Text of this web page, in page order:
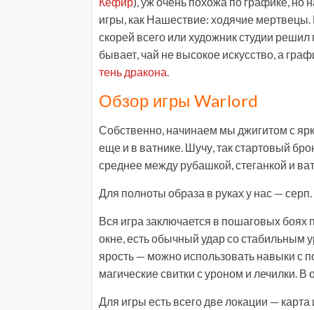
игры, как Нашествие: ходячие мертвецы.
скорей всего или художник студии
бывает, чай не высокое искусство, а
тень дракона.
Обзор игры Warlord
Собственно, начинаем мы джигитом с
еще и в ватнике. Шучу, так стартовый
среднее между рубашкой, стеганкой и
Для полноты образа в руках у нас — серп.
Вся игра заключается в пошаговых
окне, есть обычный удар со стабильным
ярость — можно использовать навыки
магические свитки с уроном и лечилки.
Для игры есть всего две локации — карта